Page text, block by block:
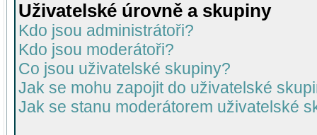
Uživatelské úrovně a skupiny
Kdo jsou administrátoři?
Kdo jsou moderátoři?
Co jsou uživatelské skupiny?
Jak se mohu zapojit do uživatelské
Jak se stanu moderátorem uživatelské